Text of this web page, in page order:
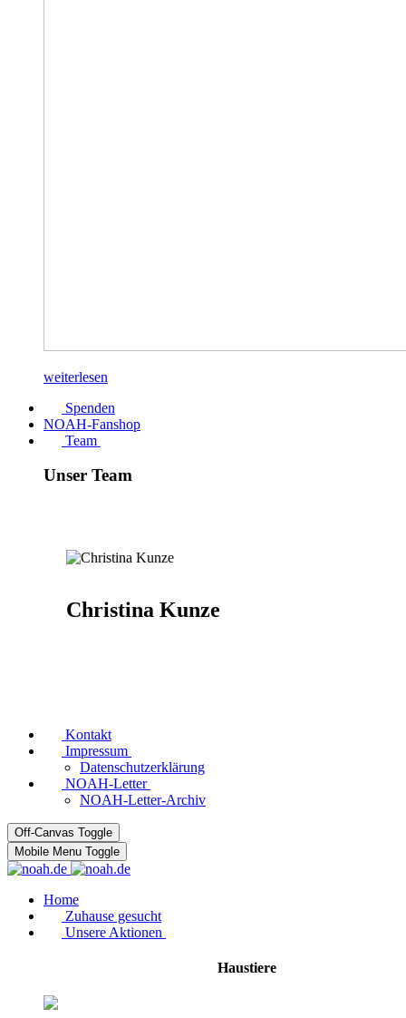
weiterlesen
Spenden
NOAH-Fanshop
Team
Unser Team
Christina Kunze
Kontakt
Impressum
Datenschutzerklärung
NOAH-Letter
NOAH-Letter-Archiv
Off-Canvas Toggle
Mobile Menu Toggle
Home
Zuhause gesucht
Unsere Aktionen
Haustiere